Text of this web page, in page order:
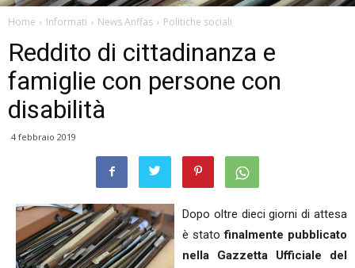
Home Informati News Anffas Politiche sociali
Reddito di cittadinanza e
famiglie con persone con
disabilità
4 febbraio 2019
Dopo oltre dieci giorni di attesa
è statofinalmente pubblicato
nella Gazzetta Ufficiale del